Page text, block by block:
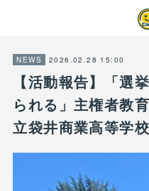
NEWS 2026.02.28 15:00
【活動報告】「選
られる」主権者教
立袋井商業高等学